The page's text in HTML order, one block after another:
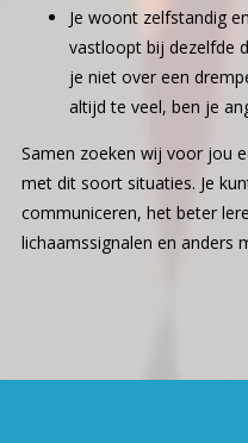
Je woont zelfstandig
vastloopt bij dezelfde
je niet over een
altijd te veel, ben je
Samen zoeken wij voor jou
met dit soort situaties. Je
communiceren, het beter
lichaamssignalen en anders